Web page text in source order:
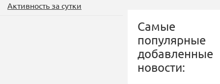
Активность за сутки
Самые
популярные
добавленные
новости: